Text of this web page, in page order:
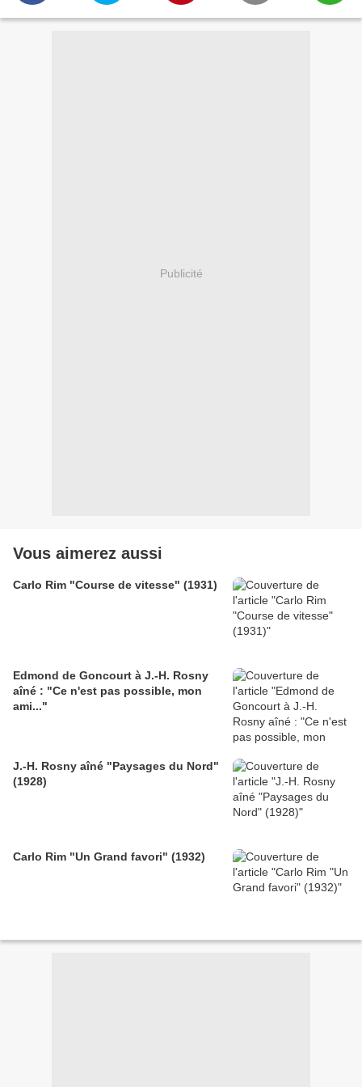
Publicité
Vous aimerez aussi
Carlo Rim "Course de vitesse" (1931)
Edmond de Goncourt à J.-H. Rosny
aîné : "Ce n'est pas possible, mon
ami..."
J.-H. Rosny aîné "Paysages du Nord"
(1928)
Carlo Rim "Un Grand favori" (1932)